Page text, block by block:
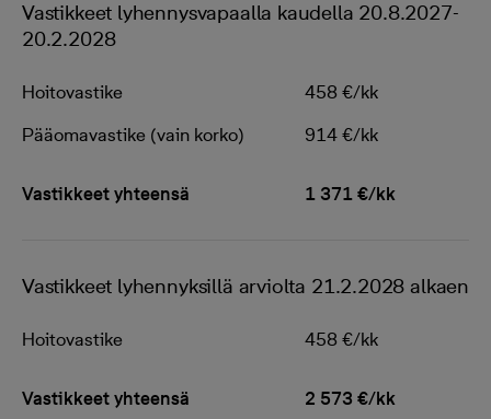
Vastikkeet lyhennysvapaalla kaudella 20.8.2027-
20.2.2028
Hoitovastike
458 €/kk
Pääomavastike (vain korko)
914 €/kk
Vastikkeet yhteensä 1 371 €/kk
Vastikkeet lyhennyksillä arviolta 21.2.2028 alkaen
Hoitovastike 458 €/kk
Vastikkeet yhteensä 2 573 €/kk